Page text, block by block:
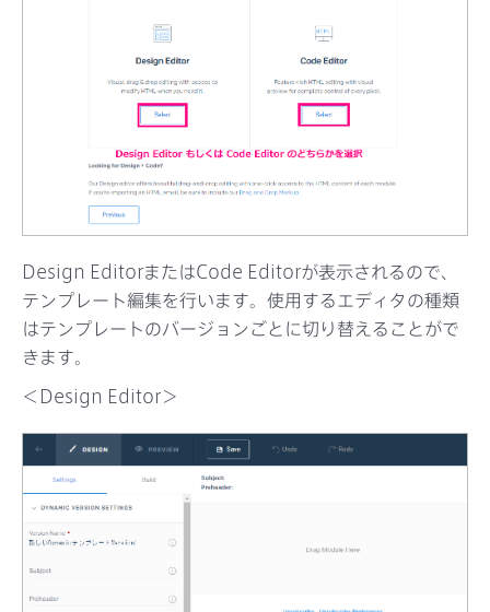
Design EditorまたはCode Editorが表示されるので、
テンプレート編集を行います。使用するエディタの種類
はテンプレートのバージョンごとに切り替えることがで
きます。
＜Design Editor＞